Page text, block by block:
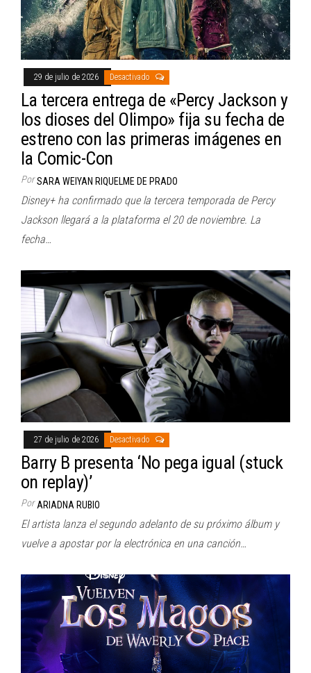
29 de julio de 2026 Desactivado
La tercera entrega de «Percy Jackson y
los dioses del Olimpo» fija su fecha de
estreno con las primeras imágenes en
la Comic-Con
Por SARA WEIYAN RIQUELME DE PRADO
Disney+ ha confirmado que la tercera temporada de Percy
Jackson llegará a la plataforma el 20 de noviembre. La
fecha…
27 de julio de 2026 Desactivado
Barry B presenta ‘No pega igual (stuck
on replay)’
Por ARIADNA RUBIO
El artista lanza el segundo adelanto de su próximo álbum y
vuelve a apostar por la electrónica en una canción…